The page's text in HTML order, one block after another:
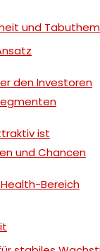
und
den Investoren
ist
und Chancen
Bereich